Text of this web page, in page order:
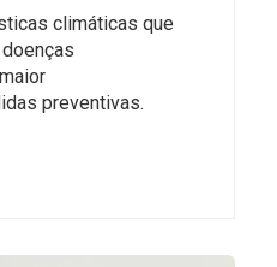
climáticas que
preventivas.